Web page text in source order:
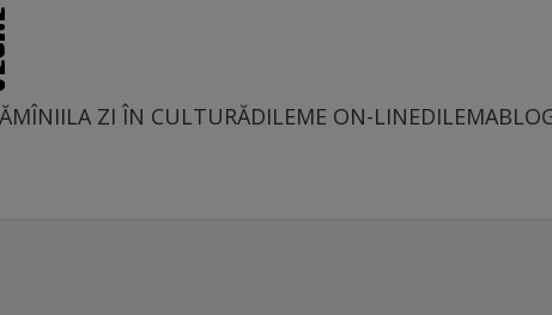
LA ZI ÎN CULTURĂDILEME ON-LINE